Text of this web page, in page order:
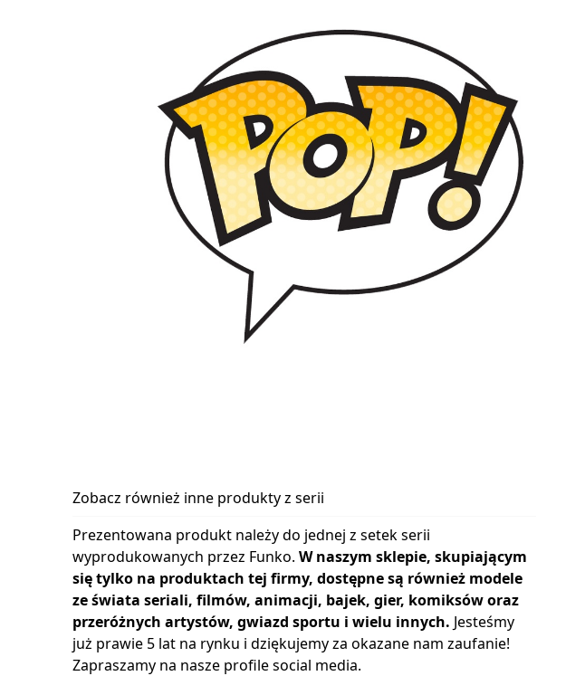
Zobacz również inne produkty z serii
Prezentowana produkt należy do jednej z setek serii
wyprodukowanych przez Funko. W naszym sklepie, skupiającym
się tylko na produktach tej firmy, dostępne są również modele
ze świata seriali, filmów, animacji, bajek, gier, komiksów oraz
przeróżnych artystów, gwiazd sportu i wielu innych. Jesteśmy
już prawie 5 lat na rynku i dziękujemy za okazane nam zaufanie!
Zapraszamy na nasze profile social media.